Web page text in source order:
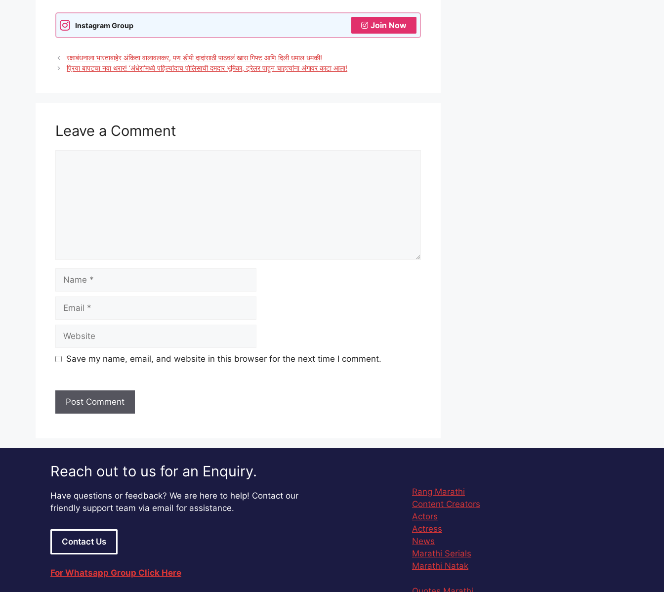
Instagram Group Join Now
रक्षाबंधनाला भारताबाहेर अंकिता वालावलकर, पण डीपी दादांसाठी पाठवलं खास गिफ्ट आणि दिली धमाल धमकी!
प्रिया बापटचा नवा थरार! ‘अंधेरा’मध्ये पहिल्यांदाच पोलिसाची दमदार भूमिका, ट्रेलर पाहून चाहत्यांना अंगावर काटा आला!
Leave a Comment
Name
Email
Website
Save my name, email, and website in this browser for the next time I comment.
Reach out to us for an Enquiry.
Have questions or feedback? We are here to help! Contact our
friendly support team via email for assistance.
Contact Us
For Whatsapp Group Click Here
Rang Marathi
Content Creators
Actors
Actress
News
Marathi Serials
Marathi Natak